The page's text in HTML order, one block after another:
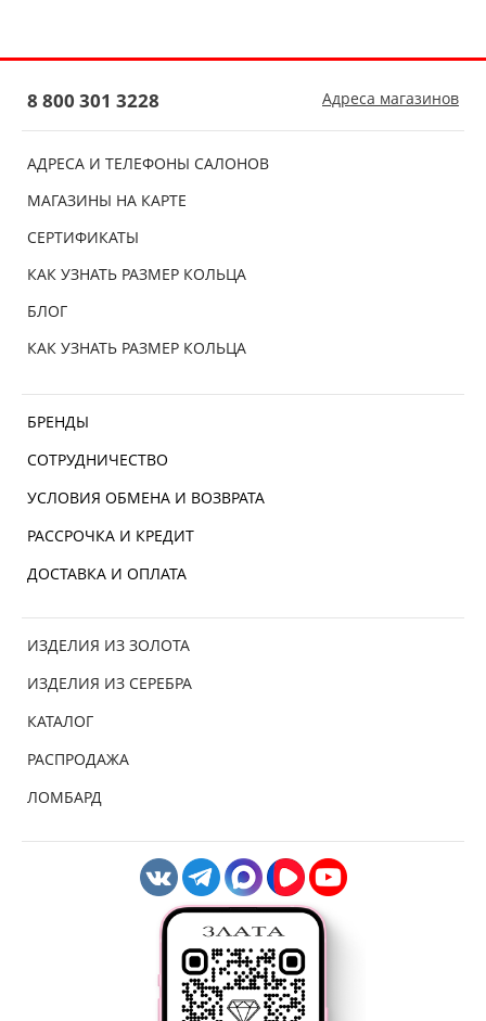
АДРЕСА И ТЕЛЕФОНЫ САЛОНОВ
МАГАЗИНЫ НА КАРТЕ
СЕРТИФИКАТЫ
КАК УЗНАТЬ РАЗМЕР КОЛЬЦА
БЛОГ
КАК УЗНАТЬ РАЗМЕР КОЛЬЦА
БРЕНДЫ
СОТРУДНИЧЕСТВО
УСЛОВИЯ ОБМЕНА И ВОЗВРАТА
РАССРОЧКА И КРЕДИТ
ДОСТАВКА И ОПЛАТА
ИЗДЕЛИЯ ИЗ ЗОЛОТА
ИЗДЕЛИЯ ИЗ СЕРЕБРА
КАТАЛОГ
РАСПРОДАЖА
ЛОМБАРД
8 800 301 3228 Адреса магазинов